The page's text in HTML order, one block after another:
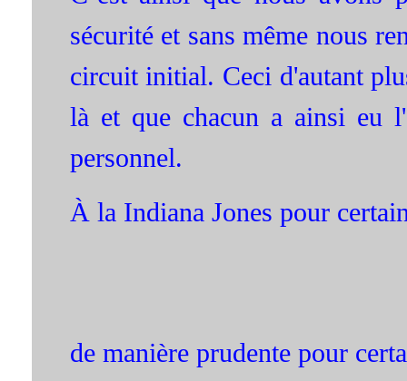
sécurité et sans même nous
circuit initial. Ceci d'autant
là et que chacun a ainsi eu
personnel.
À la Indiana Jones pour
de manière prudente pour